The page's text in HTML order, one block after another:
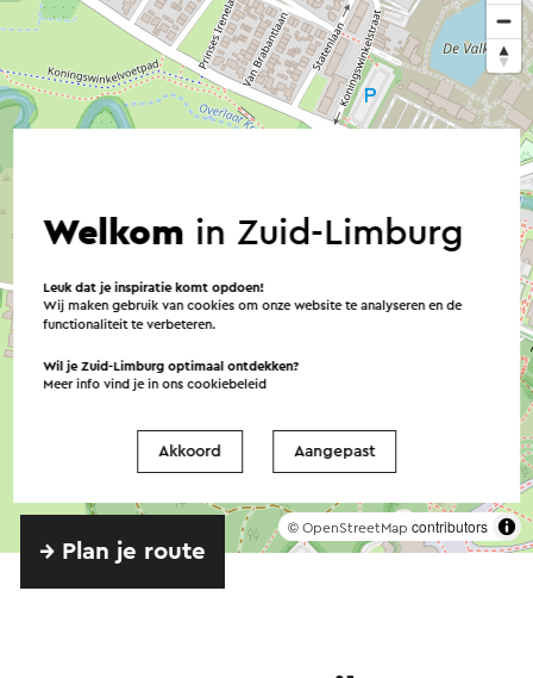
© OpenStreetMap contributors
→ Plan je route
Welkom in Zuid-Limburg
Leuk dat je inspiratie komt opdoen!
Wij maken gebruik van cookies om onze website te analyseren en de
functionaliteit te verbeteren.
Wil je Zuid-Limburg optimaal ontdekken?
Meer info vind je in onscookiebeleid
Akkoord Aangepast